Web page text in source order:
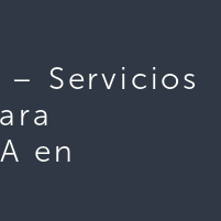
– Servicios
en